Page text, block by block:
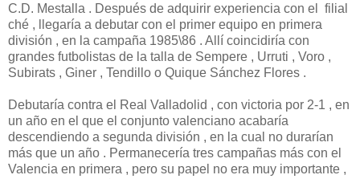
C.D. Mestalla . Después de adquirir experiencia con el filial
ché , llegaría a debutar con el primer equipo en primera
división , en la campaña 1985\86 . Allí coincidiría con
grandes futbolistas de la talla de Sempere , Urruti , Voro ,
Subirats , Giner , Tendillo o Quique Sánchez Flores .
Debutaría contra el Real Valladolid , con victoria por 2-1 , en
un año en el que el conjunto valenciano acabaría
descendiendo a segunda división , en la cual no durarían
más que un año . Permanecería tres campañas más con el
Valencia en primera , pero su papel no era muy importante ,